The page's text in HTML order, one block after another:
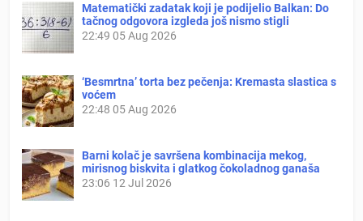
Matematički zadatak koji je podijelio Balkan: Do
tačnog odgovora izgleda još nismo stigli
22:49 05 Aug 2026
‘Besmrtna’ torta bez pečenja: Kremasta slastica s
voćem
22:48 05 Aug 2026
Barni kolač je savršena kombinacija mekog,
mirisnog biskvita i glatkog čokoladnog ganaša
23:06 12 Jul 2026